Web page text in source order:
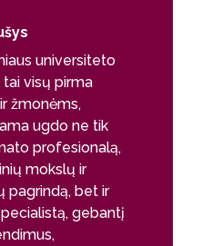
universiteto
visų pirma
žmonėms,
ugdo ne tik
profesionalą,
mokslų ir
pagrindą, bet ir
gebantį